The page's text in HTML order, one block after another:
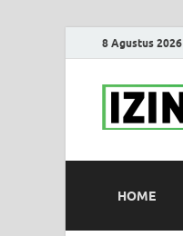
8 Agustus 2026
HOME